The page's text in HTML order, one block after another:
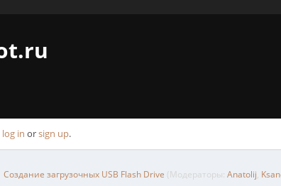
log in orsign up.
Создание загрузочных USB Flash Drive (Модераторы: Anatolij,